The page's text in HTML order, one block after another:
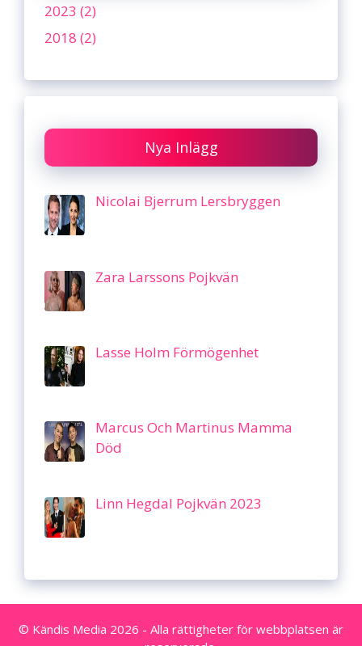
2023 (2)
2018 (2)
Nya Inlägg
Nicolai Bjerrum Lersbryggen
Zara Larssons Pojkvän
Lasse Holm Förmögenhet
Marcus Och Martinus Mamma
Död
Linn Hegdal Pojkvän 2023
© Kändis Media 2026 - Alla rättigheter för webbplatsen är